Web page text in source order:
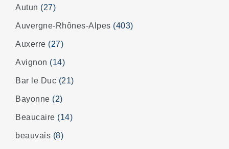
Autun (27)
Auvergne-Rhônes-Alpes (403)
Auxerre (27)
Avignon (14)
Bar le Duc (21)
Bayonne (2)
Beaucaire (14)
beauvais (8)